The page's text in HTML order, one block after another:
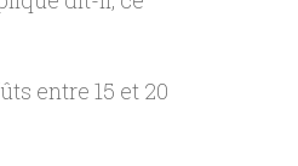
entre 15 et 20